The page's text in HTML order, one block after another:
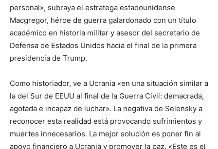
personal», subraya el estratega estadounidense
Macgregor, héroe de guerra galardonado con un título
académico en historia militar y asesor del secretario de
Defensa de Estados Unidos hacia el final de la primera
presidencia de Trump.
Como historiador, ve a Ucrania «en una situación similar a
la del Sur de EEUU al final de la Guerra Civil: demacrada,
agotada e incapaz de luchar». La negativa de Selensky a
reconocer esta realidad está provocando sufrimientos y
muertes innecesarios. La mejor solución es poner fin al
apoyo financiero a Ucrania y promover la paz. «Este es el